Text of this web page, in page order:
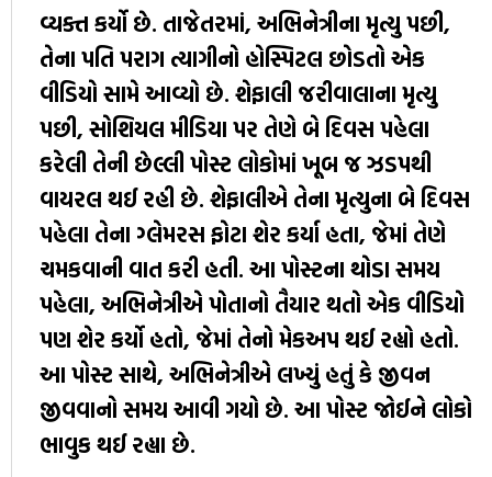
વ્યક્ત કર્યો છે. તાજેતરમાં, અભિનેત્રીના મૃત્યુ પછી,
તેના પતિ પરાગ ત્યાગીનો હોસ્પિટલ છોડતો એક
વીડિયો સામે આવ્યો છે. શેફાલી જરીવાલાના મૃત્યુ
પછી, સોશિયલ મીડિયા પર તેણે બે દિવસ પહેલા
કરેલી તેની છેલ્લી પોસ્ટ લોકોમાં ખૂબ જ ઝડપથી
વાયરલ થઈ રહી છે. શેફાલીએ તેના મૃત્યુના બે દિવસ
પહેલા તેના ગ્લેમરસ ફોટા શેર કર્યા હતા, જેમાં તેણે
ચમકવાની વાત કરી હતી. આ પોસ્ટના થોડા સમય
પહેલા, અભિનેત્રીએ પોતાનો તૈયાર થતો એક વીડિયો
પણ શેર કર્યો હતો, જેમાં તેનો મેકઅપ થઈ રહ્યો હતો.
આ પોસ્ટ સાથે, અભિનેત્રીએ લખ્યું હતું કે જીવન
જીવવાનો સમય આવી ગયો છે. આ પોસ્ટ જોઈને લોકો
ભાવુક થઈ રહ્યા છે.